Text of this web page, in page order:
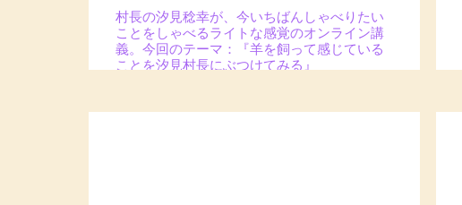
村長の汐見稔幸が、今いちばんしゃべりたい
ことをしゃべるライトな感覚のオンライン講
義。今回のテーマ：『羊を飼って感じている
ことを汐見村長にぶつけてみる』